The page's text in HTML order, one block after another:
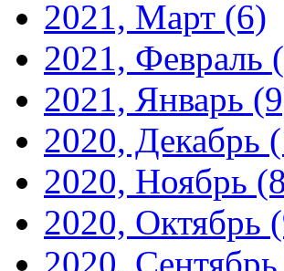
2021, Март (6)
2021, Февраль
2021, Январь
2020, Декабрь
2020, Ноябрь
2020, Октябрь
2020, Сентябрь